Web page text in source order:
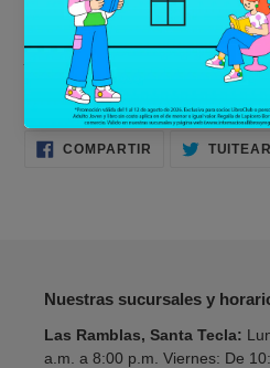
mysterious society to rise and
upsetting decision might involve
join his vampiric ranks: a
Pearl Jones.
COMPARTIR COMPARTIRTUITEAR
Nuestras sucursales y
Las Ramblas, Santa Tecla:
a.m. a 8:00 p.m. Viernes: De